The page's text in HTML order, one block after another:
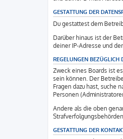
GESTATTUNG DER
Du gestattest dem
Darüber hinaus ist der
deiner IP-Adresse und
REGELUNGEN BEZÜGLICH
Zweck eines Boards ist
sein können. Der
Fragen dazu hast, suche
Personen
Andere als die oben
GESTATTUNG DER